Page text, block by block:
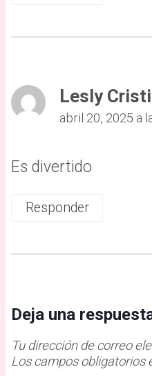
Lesly
abril 20, 2025 a
Es divertido
Responder
Deja una
Tu dirección de correo
Los campos obligatorios